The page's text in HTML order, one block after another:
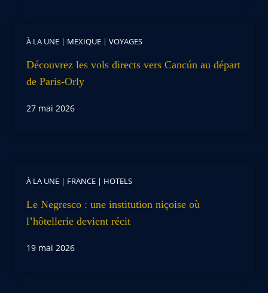
À LA UNE | MEXIQUE | VOYAGES
Découvrez les vols directs vers Cancún au départ
de Paris-Orly
27 mai 2026
À LA UNE | FRANCE | HOTELS
Le Negresco : une institution niçoise où
l’hôtellerie devient récit
19 mai 2026